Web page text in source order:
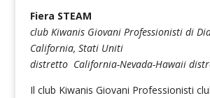
Fiera STEAM
club Kiwanis Giovani Professionisti di
California, Stati Uniti
distretto California-Nevada-Hawaii
Il club Kiwanis Giovani Professionisti